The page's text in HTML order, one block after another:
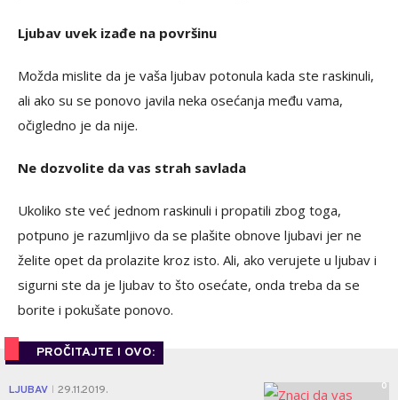
Ljubav uvek izađe na površinu
Možda mislite da je vaša ljubav potonula kada ste raskinuli,
ali ako su se ponovo javila neka osećanja među vama,
očigledno je da nije.
Ne dozvolite da vas strah savlada
Ukoliko ste već jednom raskinuli i propatili zbog toga,
potpuno je razumljivo da se plašite obnove ljubavi jer ne
želite opet da prolazite kroz isto. Ali, ako verujete u ljubav i
sigurni ste da je ljubav to što osećate, onda treba da se
borite i pokušate ponovo.
PROČITAJTE I OVO:
LJUBAV 29.11.2019. 0